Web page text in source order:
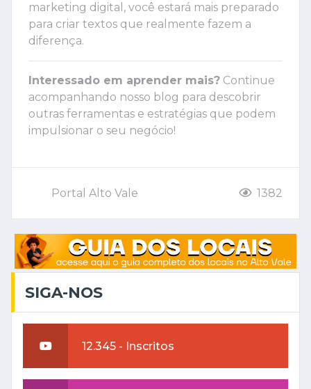
marketing digital, você estará mais preparado
para criar textos que realmente fazem a
diferença.
Interessado em aprender mais? Continue
acompanhando nosso blog para descobrir
outras ferramentas e estratégias que podem
impulsionar o seu negócio!
Portal Alto Vale 1382
SIGA-NOS
12.345 - Inscritos